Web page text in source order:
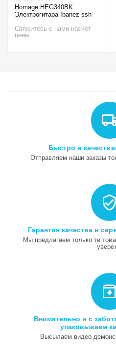
Homage HEG340BK
Электрогитара Ibanez ssh
Свяжитесь с нами насчёт
цены
Быстро и
Отправляем наши заказы
Гарантия качества и
Мы предлагаем только те
Внимательно и с
упаковываем
Высылаем видео